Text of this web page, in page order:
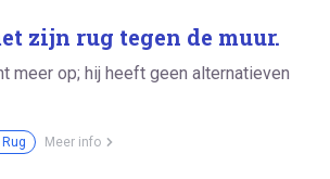
zijn rug tegen de muur.
meer op; hij heeft geen alternatieven
Rug Meer info